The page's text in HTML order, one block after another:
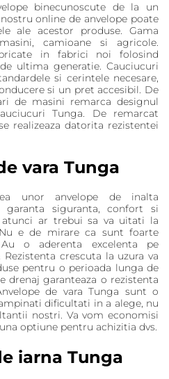
binecunoscute de la un
online de anvelope poate
ale acestor produse. Gama
camioane si agricole.
in fabrici noi folosind
ultima generatie. Cauciucuri
si cerintele necesare,
si un pret accesibil. De
de masini remarca designul
Tunga. De remarcat
realizeaza datorita rezistentei
vara Tunga
unor anvelope de inalta
siguranta, confort si
atunci ar trebui sa va uitati la
e de mirare ca sunt foarte
o aderenta excelenta pe
crescuta la uzura va
pentru o perioada lunga de
drenaj garanteaza o rezistenta
de vara Tunga sunt o
dificultati in a alege, nu
nostri. Va vom economisi
optiune pentru achizitia dvs.
iarna Tunga